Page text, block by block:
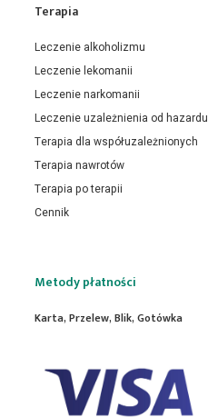
Terapia
Leczenie alkoholizmu
Leczenie lekomanii
Leczenie narkomanii
Leczenie uzależnienia od hazardu
Terapia dla współuzależnionych
Terapia nawrotów
Terapia po terapii
Cennik
Metody płatności
Karta, Przelew, Blik, Gotówka